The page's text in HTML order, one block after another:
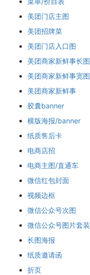
美团门店主图
美团招牌菜
美团门店入口图
美团商家新鲜事长图
美团商家新鲜事宽图
美团商家新鲜事
胶囊banner
横版海报/banner
纸质售后卡
电商店招
电商主图/直通车
微信红包封面
视频边框
微信公众号次图
微信公众号图片套装
长图海报
纸质邀请函
折页